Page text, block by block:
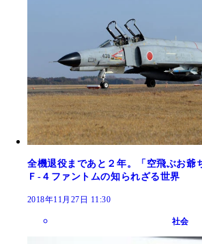
全機退役まであと２年。「空飛ぶお爺
Ｆ‐４ファントムの知られざる世界
2018年11月27日 11:30
社会